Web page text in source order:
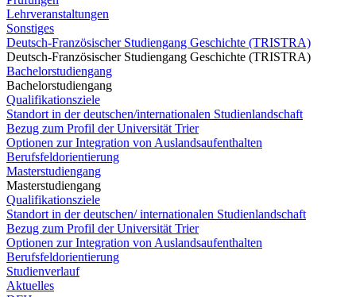
Lehrveranstaltungen
Sonstiges
Deutsch-Französischer Studiengang Geschichte (TRISTRA)
Deutsch-Französischer Studiengang Geschichte (TRISTRA)
Bachelorstudiengang
Bachelorstudiengang
Qualifikationsziele
Standort in der deutschen/internationalen Studienlandschaft
Bezug zum Profil der Universität Trier
Optionen zur Integration von Auslandsaufenthalten
Berufsfeldorientierung
Masterstudiengang
Masterstudiengang
Qualifikationsziele
Standort in der deutschen/ internationalen Studienlandschaft
Bezug zum Profil der Universität Trier
Optionen zur Integration von Auslandsaufenthalten
Berufsfeldorientierung
Studienverlauf
Aktuelles